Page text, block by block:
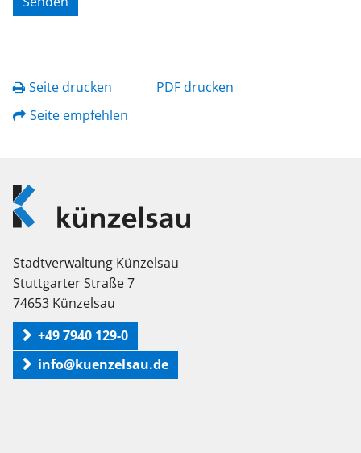
Seite drucken
PDF drucken
Seite empfehlen
Logo
Künzelsau
Stadtverwaltung Künzelsau
Stuttgarter Straße 7
74653 Künzelsau
+49 7940 129-0
info@kuenzelsau.de